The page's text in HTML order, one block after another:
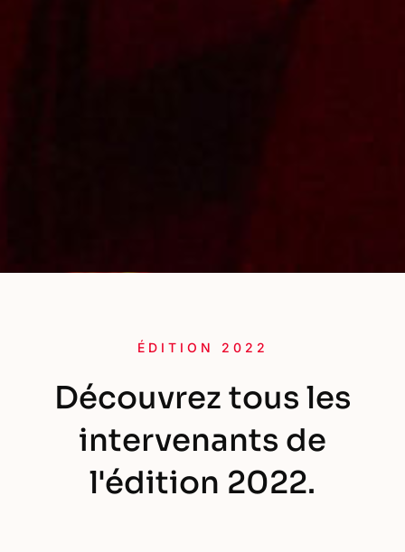
ÉDITION 2022
Découvrez tous les
intervenants de
l'édition 2022.